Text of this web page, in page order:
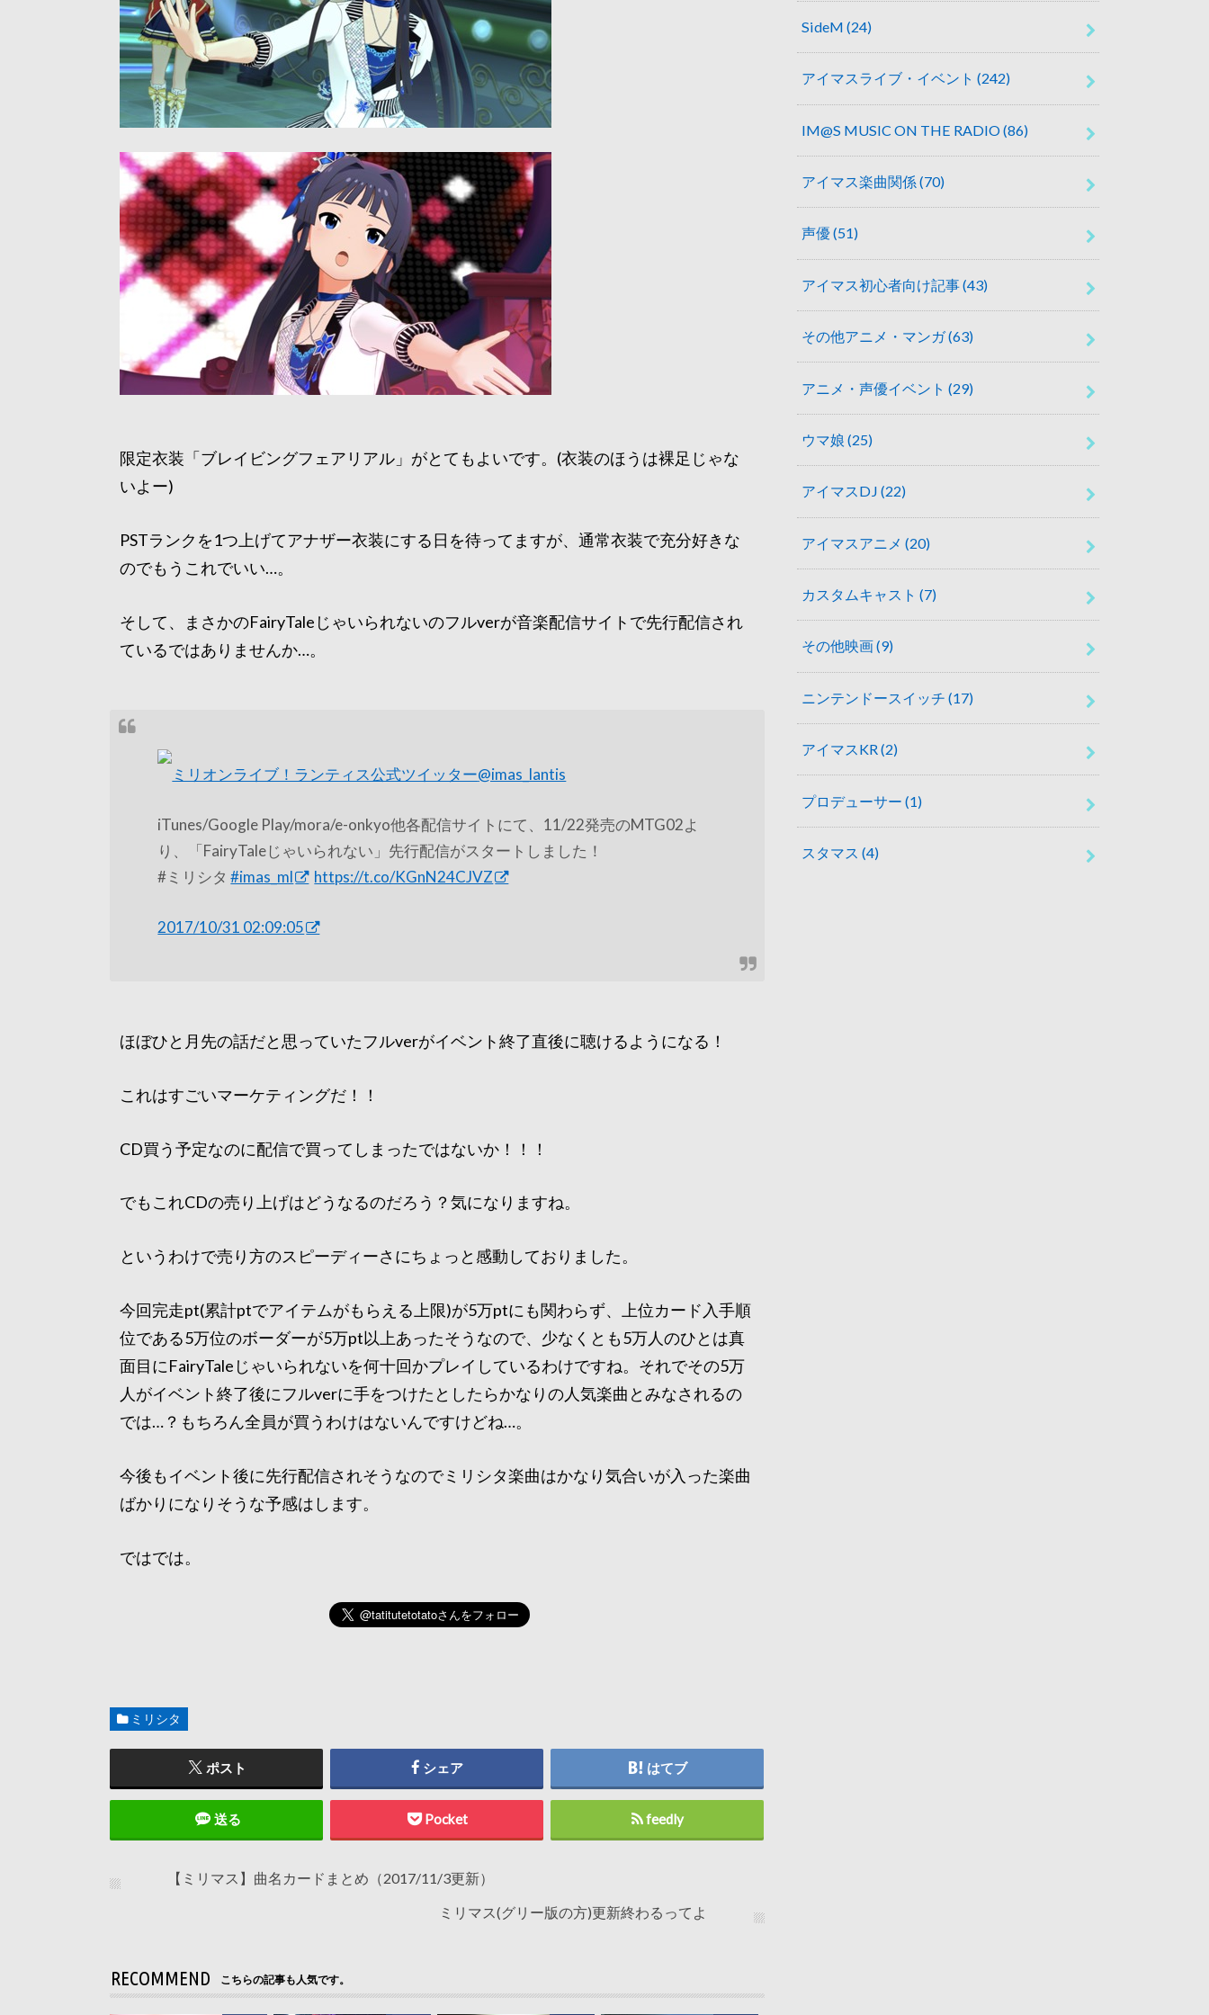
限定衣装「ブレイビングフェアリアル」がとてもよいです。(衣装のほうは裸足じゃな
いよー)
PSTランクを1つ上げてアナザー衣装にする日を待ってますが、通常衣装で充分好きな
のでもうこれでいい…。
そして、まさかのFairyTaleじゃいられないのフルverが音楽配信サイトで先行配信され
ているではありませんか…。
ミリオンライブ！ランティス公式ツイッター@imas_lantis
iTunes/Google Play/mora/e-onkyo他各配信サイトにて、11/22発売のMTG02よ
り、「FairyTaleじゃいられない」先行配信がスタートしました！
#ミリシタ#imas_ml https://t.co/KGnN24CJVZ
2017/10/31 02:09:05
ほぼひと月先の話だと思っていたフルverがイベント終了直後に聴けるようになる！
これはすごいマーケティングだ！！
CD買う予定なのに配信で買ってしまったではないか！！！
でもこれCDの売り上げはどうなるのだろう？気になりますね。
というわけで売り方のスピーディーさにちょっと感動しておりました。
今回完走pt(累計ptでアイテムがもらえる上限)が5万ptにも関わらず、上位カード入手順
位である5万位のボーダーが5万pt以上あったそうなので、少なくとも5万人のひとは真
面目にFairyTaleじゃいられないを何十回かプレイしているわけですね。それでその5万
人がイベント終了後にフルverに手をつけたとしたらかなりの人気楽曲とみなされるの
では…？もちろん全員が買うわけはないんですけどね…。
今後もイベント後に先行配信されそうなのでミリシタ楽曲はかなり気合いが入った楽曲
ばかりになりそうな予感はします。
ではでは。
ミリシタ
ポスト シェア はてブ
送る Pocket feedly
【ミリマス】曲名カードまとめ（2017/11/3更新）
ミリマス(グリー版の方)更新終わるってよ
RECOMMEND こちらの記事も人気です。
SideM (24)
アイマスライブ・イベント (242)
IM@S MUSIC ON THE RADIO(86)
アイマス楽曲関係(70)
声優(51)
アイマス初心者向け記事(43)
その他アニメ・マンガ(63)
アニメ・声優イベント (29)
ウマ娘 (25)
アイマスDJ (22)
アイマスアニメ (20)
カスタムキャスト (7)
その他映画(9)
ニンテンドースイッチ (17)
アイマスKR(2)
プロデューサー (1)
スタマス (4)